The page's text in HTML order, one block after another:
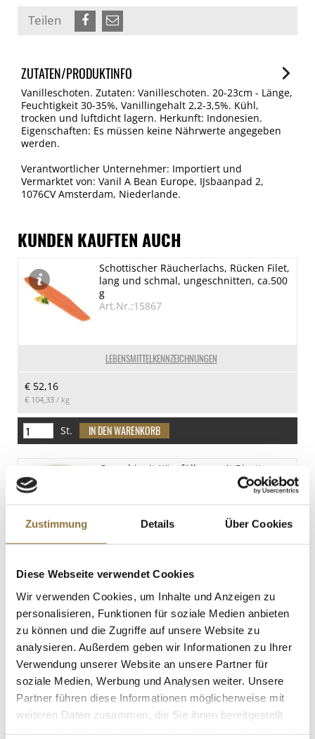
Zustimmung Details Über Cookies
Diese Webseite verwendet Cookies
Wir verwenden Cookies, um Inhalte und Anzeigen zu
personalisieren, Funktionen für soziale Medien anbieten
zu können und die Zugriffe auf unsere Website zu
analysieren. Außerdem geben wir Informationen zu Ihrer
Verwendung unserer Website an unsere Partner für
soziale Medien, Werbung und Analysen weiter. Unsere
Partner führen diese Informationen möglicherweise mit
weiteren Daten zusammen, die Sie ihnen bereitgestellt
Teilen
ZUTATEN/PRODUKTINFO
Vanilleschoten. Zutaten: Vanilleschoten. 20-23cm - Länge,
Feuchtigkeit 30-35%, Vanillingehalt 2,2-3,5%. Kühl,
trocken und luftdicht lagern. Herkunft: Indonesien.
Eigenschaften: Es müssen keine Nährwerte angegeben
werden.
Verantwortlicher Unternehmer: Importiert und
Vermarktet von: Vanil A Bean Europe, IJsbaanpad 2,
1076CV Amsterdam, Niederlande.
KUNDEN KAUFTEN AUCH
LEBENSMITTELKENNZEICHNUNGEN
Schottischer Räucherlachs, Rücken Filet,
lang und schmal, ungeschnitten, ca.500
g
Art.Nr.:15867
€ 52,16
€ 104,33 / kg
St.
Gnocchi mit Käsefüllung mit Ricotta,
€ 15,68 / kg
St.
Guarzoon (Guarkernmehl), Biozoon, E
412, 300 g
Art.Nr.:21829